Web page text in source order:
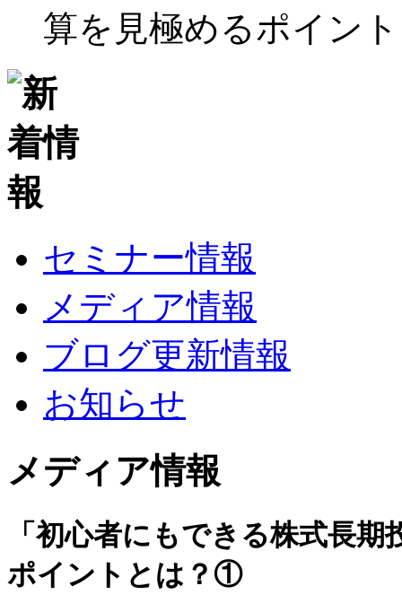
算を見極めるポイン
セミナー情報
メディア情報
ブログ更新情報
お知らせ
メディア情報
「初心者にもできる株式長
ポイントとは？①